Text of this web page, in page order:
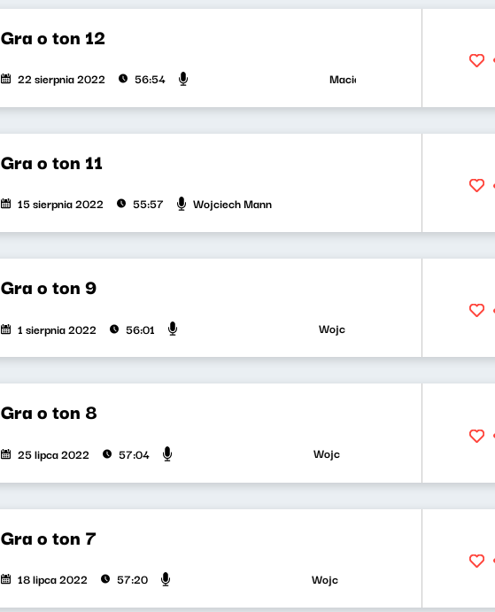
Gra o ton 12
22 sierpnia 2022 56:54 Maciej Jankowski, Wojciech Mann
Gra o ton 11
15 sierpnia 2022 55:57 Wojciech Mann
Gra o ton 9
1 sierpnia 2022 56:01 Wojciech Mann, Barbara Gregorczyk
Gra o ton 8
25 lipca 2022 57:04 Wojciech Mann, Paweł Orlikowski
Gra o ton 7
18 lipca 2022 57:20 Wojciech Mann, Marcelina Słomian